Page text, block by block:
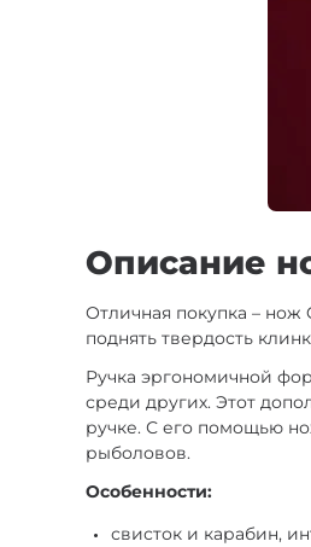
Описание
Отличная покупка – нож
поднять твердость
Ручка эргономичной
среди других. Этот
ручке. С его помощью
рыболовов.
Особенности:
свисток и карабин,